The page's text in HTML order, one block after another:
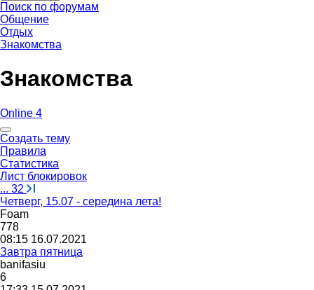
Поиск по форумам
Общение
Отдых
Знакомства
Знакомства
Online 4
Создать тему
Правила
Статистика
Лист блокировок
... 32
Четверг, 15.07 - середина лета!
Foam
778
08:15 16.07.2021
Завтра пятница
banifasiu
6